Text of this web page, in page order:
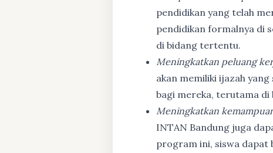
pendidikan yang telah
pendidikan formalnya di
di bidang tertentu.
Meningkatkan peluang
akan memiliki ijazah
bagi mereka, terutama di
Meningkatkan
INTAN Bandung juga
program ini, siswa dapat